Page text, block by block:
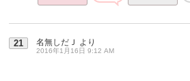
21 名無しだＪ より
2016年1月16日 9:12 AM